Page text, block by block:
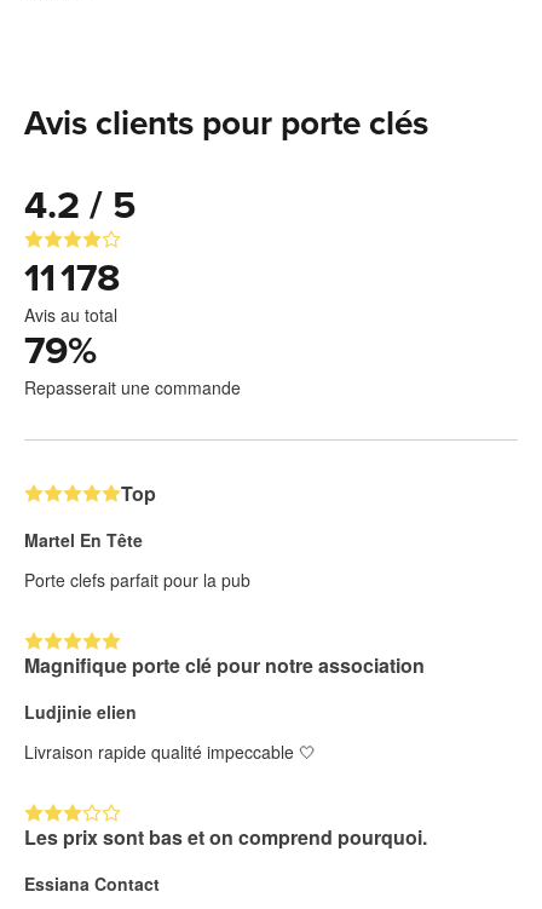
Avis clients pour porte clés
4.2 / 5
11 178
Avis au total
79%
Repasserait une commande
Top
Martel En Tête
Porte clefs parfait pour la pub
Magnifique porte clé pour notre association
Ludjinie elien
Livraison rapide qualité impeccable 🤍
Les prix sont bas et on comprend pourquoi.
Essiana Contact